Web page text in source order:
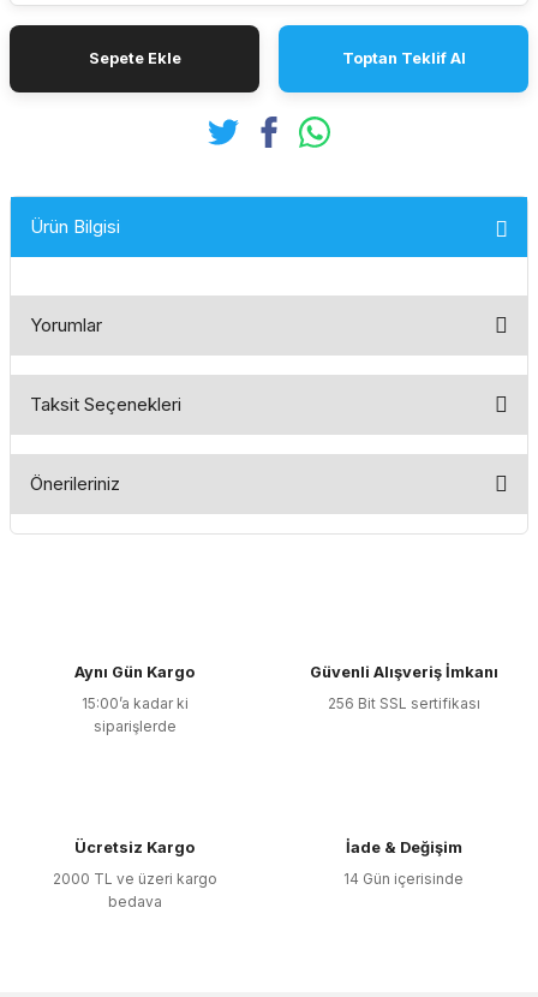
Sepete Ekle Toptan Teklif Al
Ürün Bilgisi
Yorumlar
Taksit Seçenekleri
Önerileriniz
Ürün resmi kalitesiz, bozuk veya görüntülenemiyor.
Ürün açıklamasında eksik bilgiler bulunuyor.
Ürün bilgilerinde hatalar bulunuyor.
Aynı Gün Kargo
15:00’a kadar ki
siparişlerde
Güvenli Alışveriş İmkanı
256 Bit SSL sertifikası
Ücretsiz Kargo
2000 TL ve üzeri kargo
bedava
İade & Değişim
14 Gün içerisinde